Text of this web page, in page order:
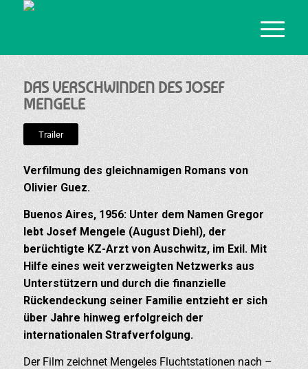
DAS VERSCHWINDEN DES JOSEF
MENGELE
Trailer
Verfilmung des gleichnamigen Romans von
Olivier Guez.
Buenos Aires, 1956: Unter dem Namen Gregor
lebt Josef Mengele (August Diehl), der
berüchtigte KZ-Arzt von Auschwitz, im Exil. Mit
Hilfe eines weit verzweigten Netzwerks aus
Unterstützern und durch die finanzielle
Rückendeckung seiner Familie entzieht er sich
über Jahre hinweg erfolgreich der
internationalen Strafverfolgung.
Der Film zeichnet Mengeles Fluchtstationen nach –